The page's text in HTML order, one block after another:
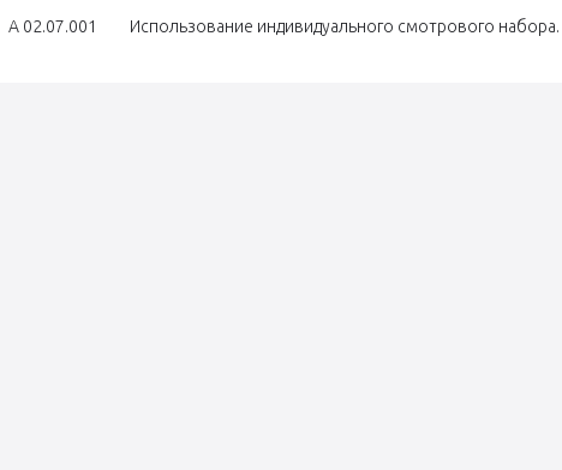
А 02.07.001 Использование индивидуального смотрового набора.